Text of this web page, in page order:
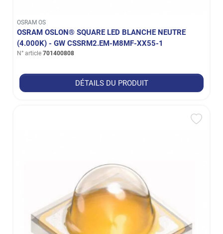
OSRAM OS
OSRAM OSLON® SQUARE LED BLANCHE NEUTRE
(4.000K) - GW CSSRM2.EM-M8MF-XX55-1
N° article 701400808
DÉTAILS DU PRODUIT